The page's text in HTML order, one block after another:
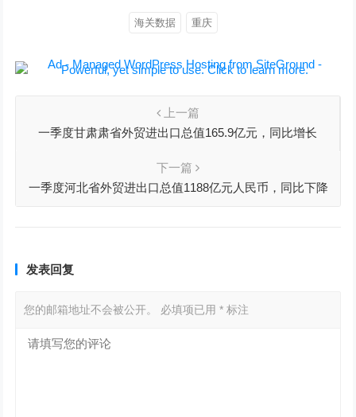
海关数据 重庆
上一篇
一季度甘肃肃省外贸进出口总值165.9亿元，同比增长
下一篇
一季度河北省外贸进出口总值1188亿元人民币，同比下降
发表回复
您的邮箱地址不会被公开。 必填项已用* 标注